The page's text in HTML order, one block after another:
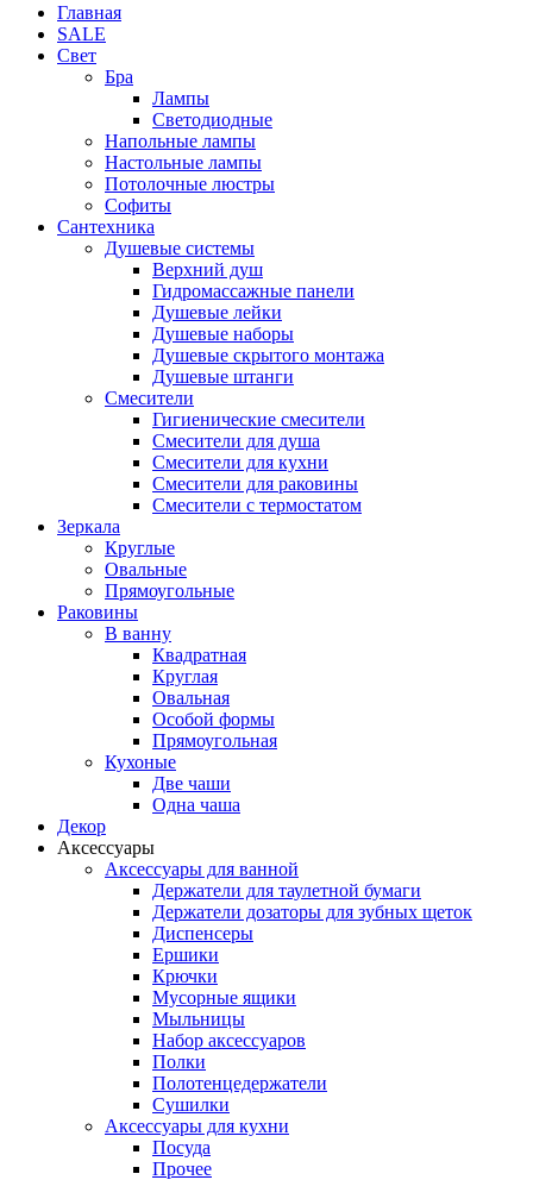
Главная
SALE
Свет
Бра
Лампы
Светодиодные
Напольные лампы
Настольные лампы
Потолочные люстры
Софиты
Сантехника
Душевые системы
Верхний душ
Гидромассажные панели
Душевые лейки
Душевые наборы
Душевые скрытого монтажа
Душевые штанги
Смесители
Гигиенические смесители
Смесители для душа
Смесители для кухни
Смесители для раковины
Смесители с термостатом
Зеркала
Круглые
Овальные
Прямоугольные
Раковины
В ванну
Квадратная
Круглая
Овальная
Особой формы
Прямоугольная
Кухоные
Две чаши
Одна чаша
Декор
Аксессуары
Аксессуары для ванной
Держатели для таулетной бумаги
Держатели дозаторы для зубных щеток
Диспенсеры
Ершики
Крючки
Мусорные ящики
Мыльницы
Набор аксессуаров
Полки
Полотенцедержатели
Сушилки
Аксессуары для кухни
Посуда
Прочее